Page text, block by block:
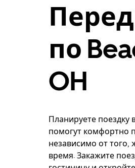
по
OH
Планируете поездку
помогут комфортно
независимо от того,
время. Закажите